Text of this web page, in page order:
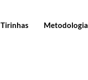
Tirinhas Metodologia